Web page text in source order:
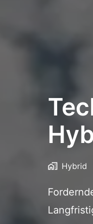
Hybrid